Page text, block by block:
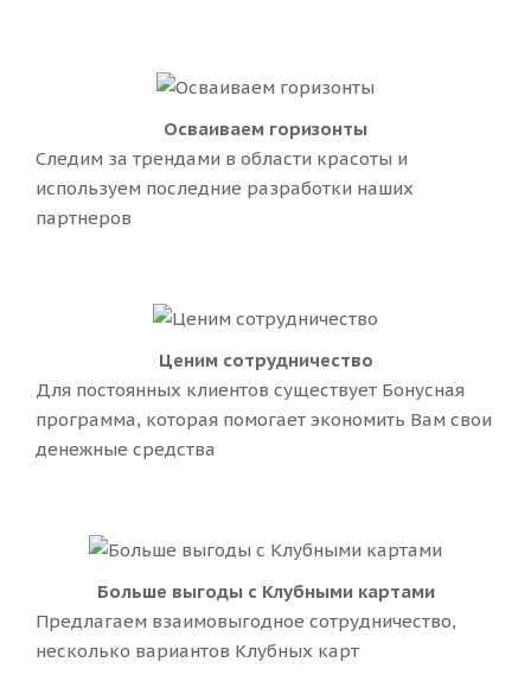
Осваиваем горизонты
Cледим за трендами в области красоты и
используем последние разработки наших
партнеров
Ценим сотрудничество
Для постоянных клиентов существует Бонусная
программа, которая помогает экономить Вам свои
денежные средства
Больше выгоды с Клубными картами
Предлагаем взаимовыгодное сотрудничество,
несколько вариантов Клубных карт